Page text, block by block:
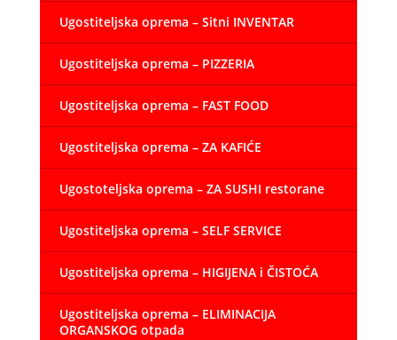
Ugostiteljska oprema – Sitni INVENTAR
Ugostiteljska oprema – PIZZERIA
Ugostiteljska oprema – FAST FOOD
Ugostiteljska oprema – ZA KAFIĆE
Ugostoteljska oprema – ZA SUSHI restorane
Ugostiteljska oprema – SELF SERVICE
Ugostiteljska oprema – HIGIJENA i ČISTOĆA
Ugostiteljska oprema – ELIMINACIJA
ORGANSKOG otpada